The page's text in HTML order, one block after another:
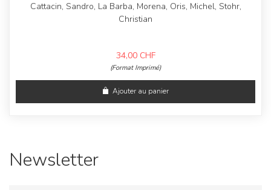
Cattacin, Sandro, La Barba, Morena, Oris, Michel, Stohr,
Christian
34,00 CHF
(Format Imprimé)
Ajouter au panier
Newsletter